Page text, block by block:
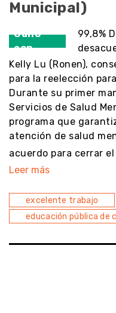
Municipal)
Ganó
con
99,8%
Kelly Lu (Ronen),
para la reelección
Durante su primer
Servicios de Salud
programa que
atención de salud
acuerdo para cerrar
Leer más
excelente trabajo
educación pública de